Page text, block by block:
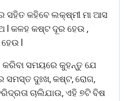
ର ସହିତ କହିବେ ଲକ୍ଷ୍ମୀ ମା ଆସ
l କଳହ କଷ୍ଟ ଦୂର ହେଉ ,
l
ସମୟରେ କୁହନ୍ତୁ ଯେ
ସମସ୍ତ ଦୁଃଖ, କଷ୍ଟ, ରୋଗ,
ଚାଲିଯାଉ, ଏହି ୭ଟି ବିଷ